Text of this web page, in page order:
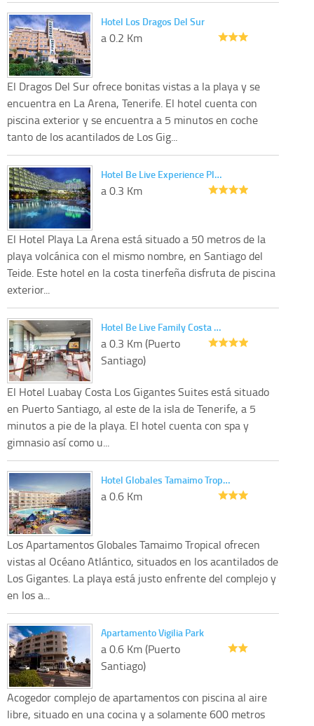
Hotel Los Dragos Del Sur
a 0.2 Km
El Dragos Del Sur ofrece bonitas vistas a la playa y se
encuentra en La Arena, Tenerife. El hotel cuenta con
piscina exterior y se encuentra a 5 minutos en coche
tanto de los acantilados de Los Gig...
Hotel Be Live Experience Pl…
a 0.3 Km
El Hotel Playa La Arena está situado a 50 metros de la
playa volcánica con el mismo nombre, en Santiago del
Teide. Este hotel en la costa tinerfeña disfruta de piscina
exterior...
Hotel Be Live Family Costa …
a 0.3 Km (Puerto
Santiago)
El Hotel Luabay Costa Los Gigantes Suites está situado
en Puerto Santiago, al este de la isla de Tenerife, a 5
minutos a pie de la playa. El hotel cuenta con spa y
gimnasio así como u...
Hotel Globales Tamaimo Trop…
a 0.6 Km
Los Apartamentos Globales Tamaimo Tropical ofrecen
vistas al Océano Atlántico, situados en los acantilados de
Los Gigantes. La playa está justo enfrente del complejo y
en los a...
Apartamento Vigilia Park
a 0.6 Km (Puerto
Santiago)
Acogedor complejo de apartamentos con piscina al aire
libre, situado en una cocina y a solamente 600 metros